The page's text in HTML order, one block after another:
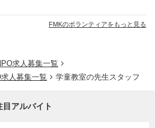
FMKのボランティアをもっと見る
求人募集一覧
人募集一覧
学童教室の先生スタッフ
目アルバイト